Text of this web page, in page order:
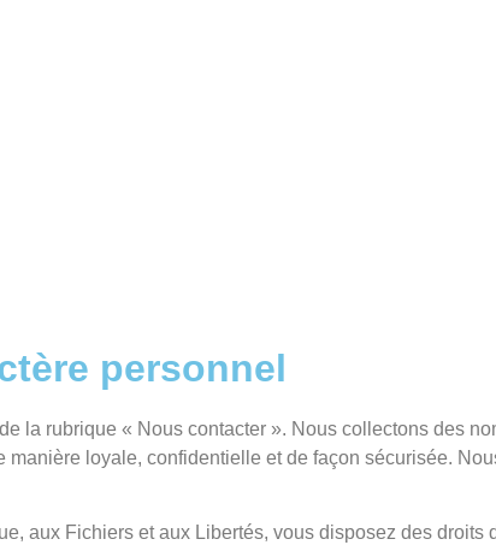
personnel
la rubrique « Nous contacter ». Nous collectons des
loyale, confidentielle et de façon sécurisée.
aux Fichiers et aux Libertés, vous disposez des droits